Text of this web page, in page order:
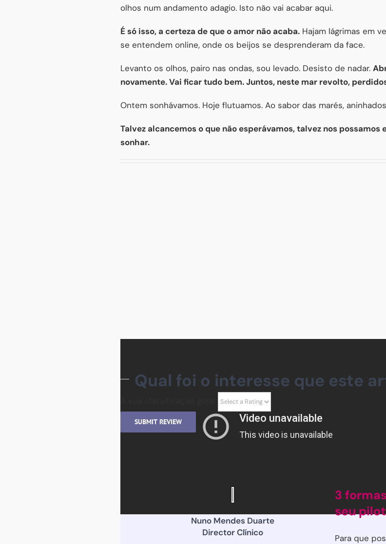
olhos num andamento adagio. Isto não vai acabar aqui.
É só isso, a certeza de que o amor não acaba. Hajam lágrimas em
se entendem online, onde os beijos se desprenderam da face.
Levanto os olhos, pairo nas ondas, sou levado. Desisto de nadar.
novamente. Vai ficar tudo bem. Juntos, neste mar revolto,
Ontem sonhávamos. Hoje flutuamos. Ao sabor das marés,
Talvez alcancemos o que não esperávamos, talvez nos possamos
sonhar.
Qual foi o interesse que este
SUBMIT REVIEW
Nuno Mendes Duarte
Director Clínico
3
seu
Para que